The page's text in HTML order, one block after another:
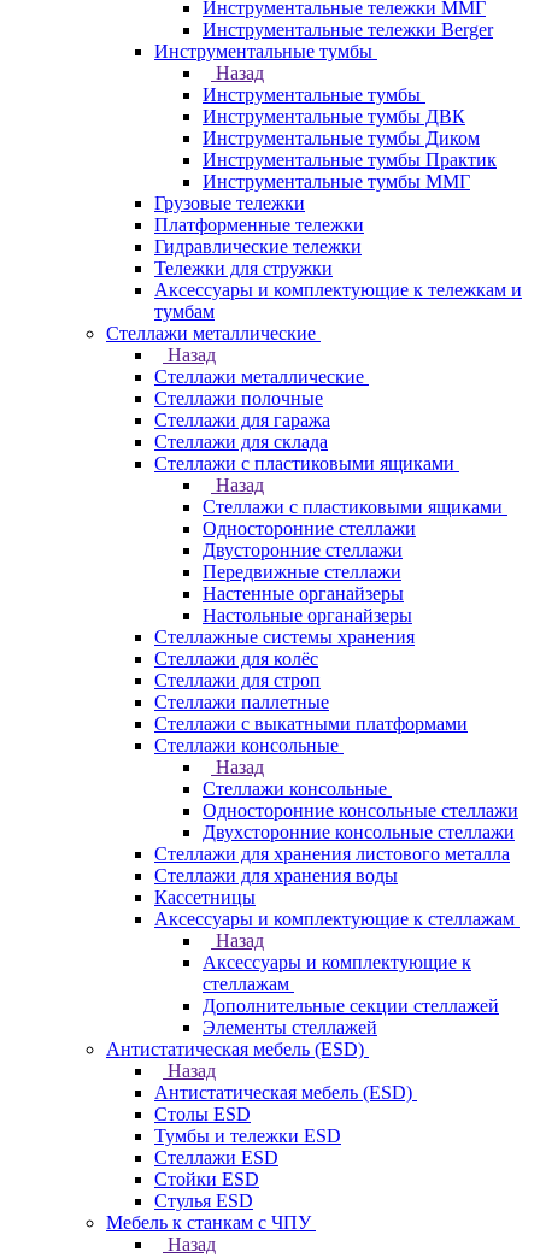
Инструментальные тележки ММГ
Инструментальные тележки Berger
Инструментальные тумбы
Назад
Инструментальные тумбы
Инструментальные тумбы ДВК
Инструментальные тумбы Диком
Инструментальные тумбы Практик
Инструментальные тумбы ММГ
Грузовые тележки
Платформенные тележки
Гидравлические тележки
Тележки для стружки
Аксесcуары и комплектующие к тележкам и
тумбам
Стеллажи металлические
Назад
Стеллажи металлические
Стеллажи полочные
Стеллажи для гаража
Стеллажи для склада
Стеллажи с пластиковыми ящиками
Назад
Стеллажи с пластиковыми ящиками
Односторонние стеллажи
Двусторонние стеллажи
Передвижные стеллажи
Настенные органайзеры
Настольные органайзеры
Стеллажные системы хранения
Стеллажи для колёс
Стеллажи для строп
Стеллажи паллетные
Стеллажи с выкатными платформами
Стеллажи консольные
Назад
Стеллажи консольные
Односторонние консольные стеллажи
Двухсторонние консольные стеллажи
Стеллажи для хранения листового металла
Стеллажи для хранения воды
Кассетницы
Аксесcуары и комплектующие к стеллажам
Назад
Аксесcуары и комплектующие к
стеллажам
Дополнительные секции стеллажей
Элементы стеллажей
Антистатическая мебель (ESD)
Назад
Антистатическая мебель (ESD)
Столы ESD
Тумбы и тележки ESD
Стеллажи ESD
Стойки ESD
Стулья ESD
Мебель к станкам с ЧПУ
Назад